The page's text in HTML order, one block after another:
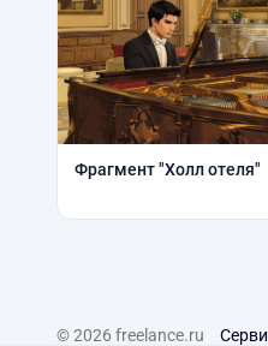
Фрагмент "Холл отеля"
© 2026 freelance.ru